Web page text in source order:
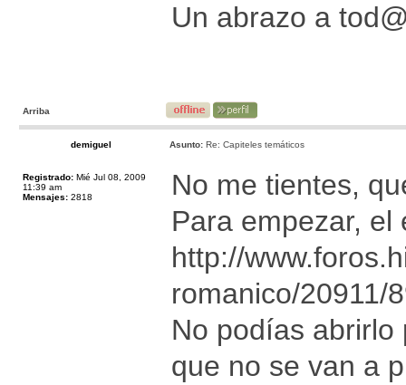
Un abrazo a
Arriba
demiguel Asunto: Re: Capiteles temáticos
Registrado: Mié Jul 08, 2009
11:39 am
Mensajes: 2818
No me tientes,
Para empezar,
http://
romanico/20911/
No podías abrirlo
que no se van a